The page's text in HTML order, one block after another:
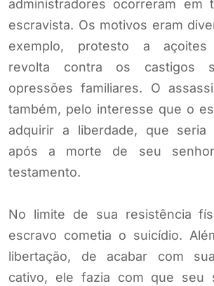
administradores ocorreram em
escravista. Os motivos eram
exemplo, protesto a açoites
revolta contra os castigos
opressões familiares. O
também, pelo interesse que o
adquirir a liberdade, que seria
após a morte de seu
testamento.
No limite de sua resistência
escravo cometia o suicídio.
libertação, de acabar com
cativo, ele fazia com que seu